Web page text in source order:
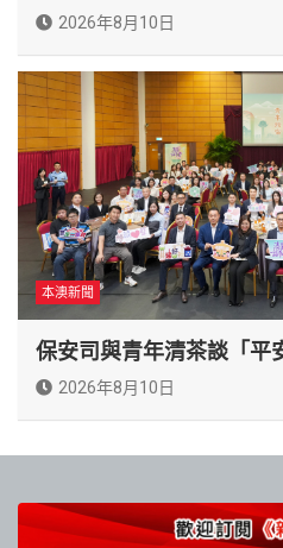
2026年8月10日
本澳新聞
保安司與青年清茶談「平
2026年8月10日